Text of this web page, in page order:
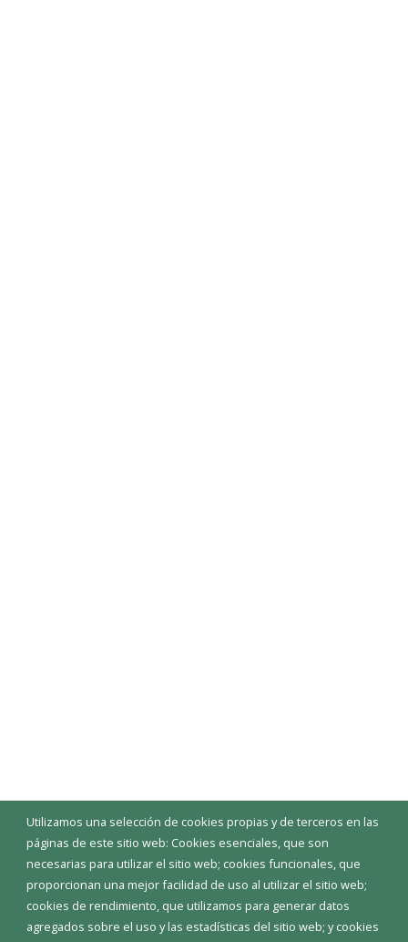
Utilizamos una selección de cookies propias y de terceros en las
páginas de este sitio web: Cookies esenciales, que son
necesarias para utilizar el sitio web; cookies funcionales, que
proporcionan una mejor facilidad de uso al utilizar el sitio web;
cookies de rendimiento, que utilizamos para generar datos
agregados sobre el uso y las estadísticas del sitio web; y cookies